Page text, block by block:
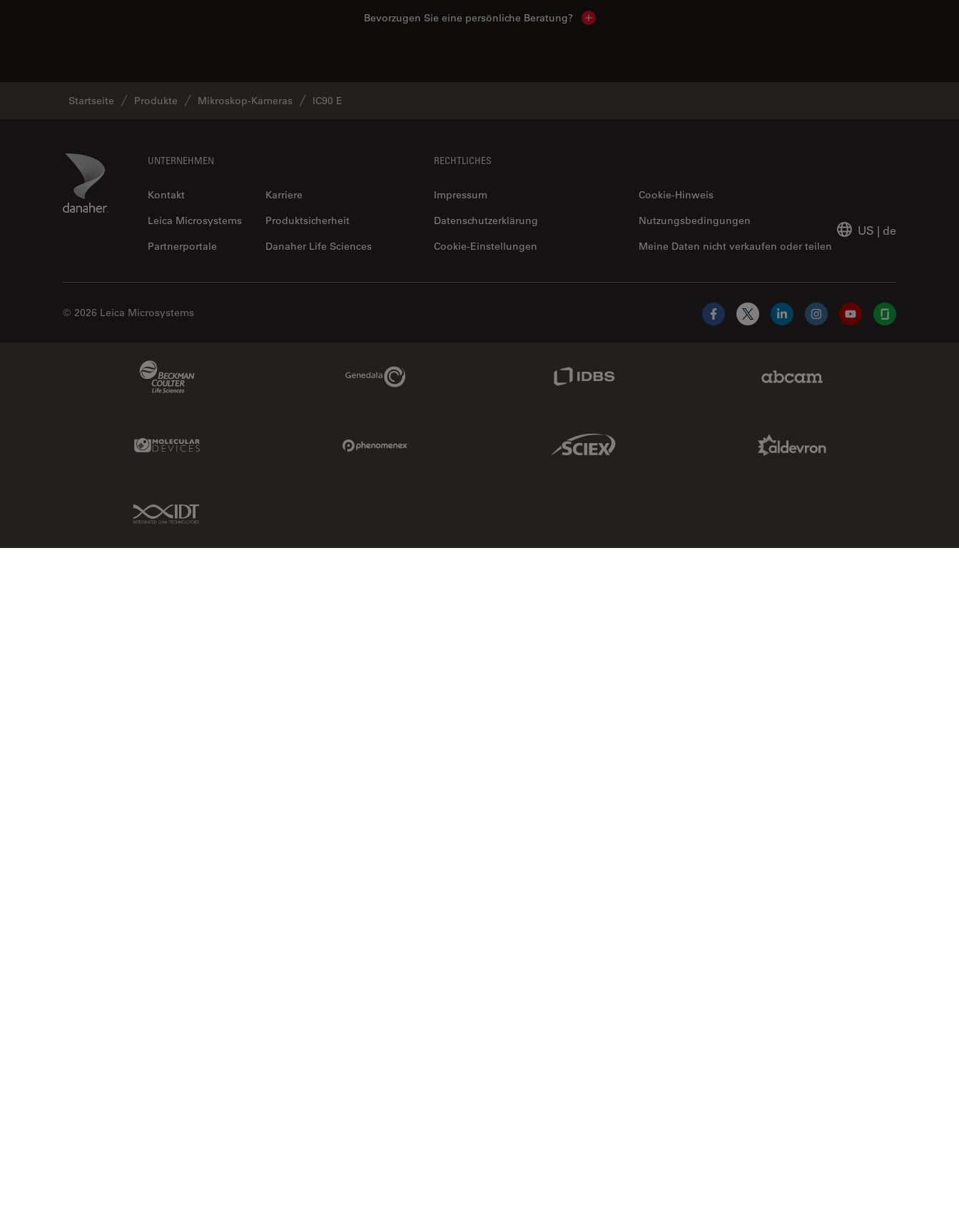
Bevorzugen Sie eine persönliche Beratung? Show local contacts
Startseite Produkte Mikroskop-Kameras IC90 E
Danaher Logo UNTERNEHMEN
Kontakt
Karriere
Leica Microsystems
Produktsicherheit
Partnerportale
Danaher Life Sciences
RECHTLICHES
Impressum
Cookie-Hinweis
Datenschutzerklärung
Meine Daten nicht verkaufen oder teilen
Nutzungsbedingungen
Cookie-Einstellungen
US | de
© 2026 Leica Microsystems
Facebook
X LinkedInInstagramYouTubeGlassdoor
Genedata Link
Molecular Devices Link Sciex Link
IDT Link